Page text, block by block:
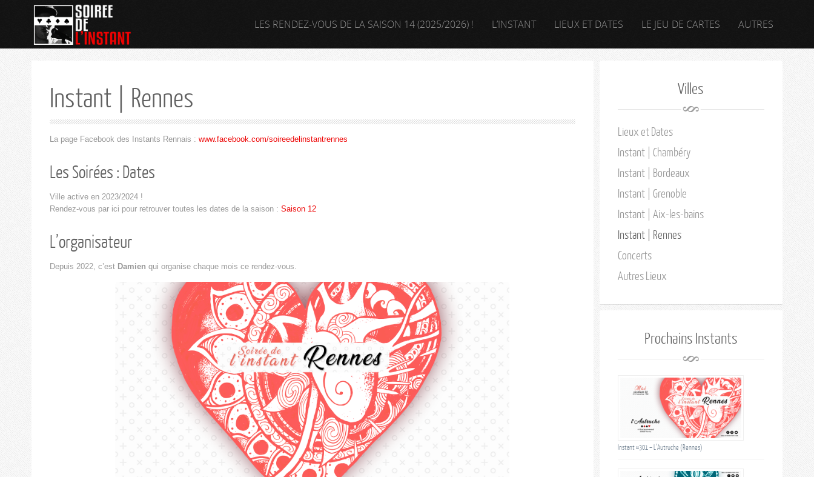
LES RENDEZ-VOUS DE LA SAISON 14 (2025/2026) ! L’INSTANT LIEUX ET DATES LE JEU DE CARTES AUTRES
Instant | Rennes
La page Facebook des Instants Rennais : www.facebook.com/soireedelinstantrennes
Les Soirées : Dates
Ville active en 2023/2024 !
Rendez-vous par ici pour retrouver toutes les dates de la saison : Saison 12
L’organisateur
Depuis 2022, c’est Damien qui organise chaque mois ce rendez-vous.
Villes
Lieux et Dates
Instant | Chambéry
Instant | Bordeaux
Instant | Grenoble
Instant | Aix-les-bains
Instant | Rennes
Concerts
Autres Lieux
Prochains Instants
Instant #301 – L’Autruche (Rennes)